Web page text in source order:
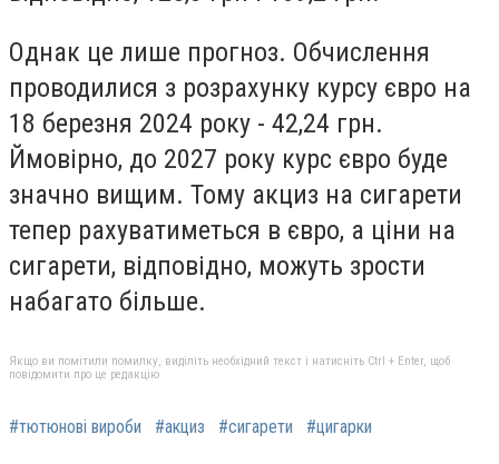
Однак це лише прогноз. Обчислення
проводилися з розрахунку курсу євро на
18 березня 2024 року - 42,24 грн.
Ймовірно, до 2027 року курс євро буде
значно вищим. Тому акциз на сигарети
тепер рахуватиметься в євро, а ціни на
сигарети, відповідно, можуть зрости
набагато більше.
Якщо ви помітили помилку, виділіть необхідний текст і натисніть Ctrl + Enter, щоб
повідомити про це редакцію
#тютюнові вироби #акциз #сигарети #цигарки